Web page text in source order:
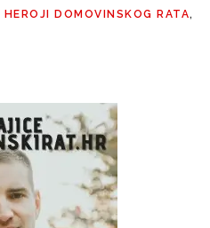
HEROJI DOMOVINSKOG RATA,